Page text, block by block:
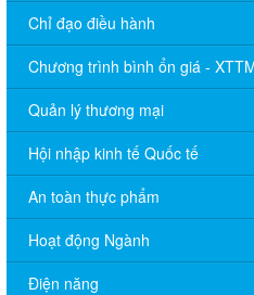
Chỉ đạo điều hành
Chương trình bình ổn giá -
Quản lý thương mại
Hội nhập kinh tế Quốc tế
An toàn thực phẩm
Hoạt động Ngành
Điện năng